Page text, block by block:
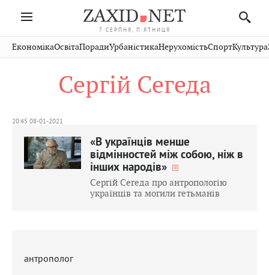
7 СЕРПНЯ, П'ЯТНИЦЯ
Івано-
Франківськ
Волинь
Рівне
Чернівці
Стрий
Хмельницький
Публікації
Авто СловкоКультура
Кіно Дім СпортКраєзнавство
ЕкономікаОсвітаПорадиУрбаністикаНерухомістьСпортКультура
Сергій Сегеда
20:45 08-01-2021
«В українців менше
відмінностей між собою, ніж в
інших народів»
Сергій Сегеда про антропологію
українців та могили гетьманів
антрополог